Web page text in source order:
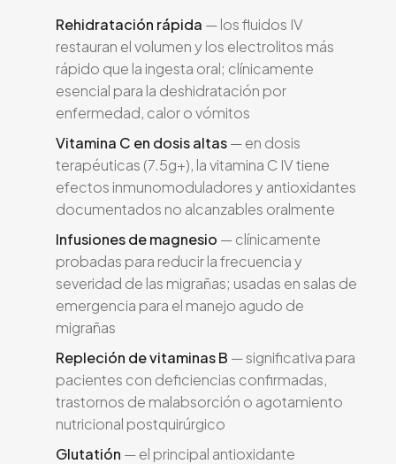
Rehidratación rápida — los fluidos IV
restauran el volumen y los electrolitos más
rápido que la ingesta oral; clínicamente
esencial para la deshidratación por
enfermedad, calor o vómitos
Vitamina C en dosis altas— en dosis
terapéuticas (7.5g+), la vitamina C IV tiene
efectos inmunomoduladores y antioxidantes
documentados no alcanzables oralmente
Infusiones de magnesio — clínicamente
probadas para reducir la frecuencia y
severidad de las migrañas; usadas en salas de
emergencia para el manejo agudo de
migrañas
Repleción de vitaminas B — significativa para
pacientes con deficiencias confirmadas,
trastornos de malabsorción o agotamiento
nutricional postquirúrgico
Glutatión — el principal antioxidante